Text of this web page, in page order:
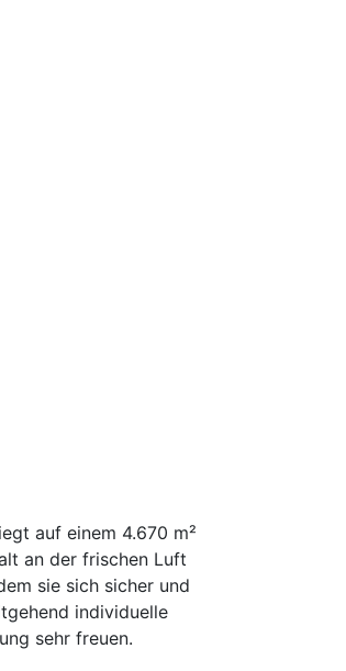
auf einem 4.670 m²
an der frischen Luft
sie sich sicher und
individuelle
sehr freuen.